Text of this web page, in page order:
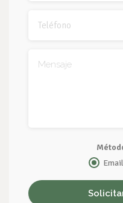
Email